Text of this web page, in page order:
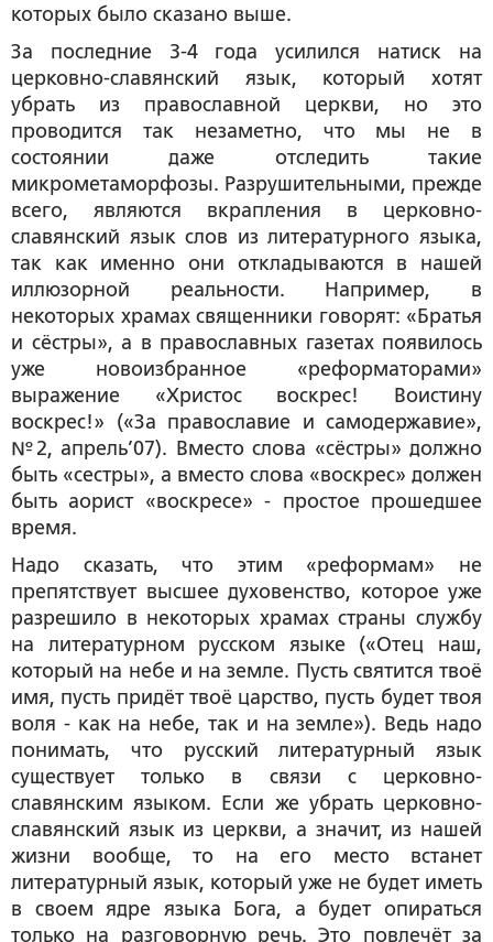
которых было сказано выше.
За последние 3-4 года усилился натиск на
церковно-славянский язык, который хотят
убрать из православной церкви, но это
проводится так незаметно, что мы не в
состоянии даже отследить такие
микрометаморфозы. Разрушительными, прежде
всего, являются вкрапления в церковно-
славянский язык слов из литературного языка,
так как именно они откладываются в нашей
иллюзорной реальности. Например, в
некоторых храмах священники говорят: «Братья
и сёстры», а в православных газетах появилось
уже новоизбранное «реформаторами»
выражение «Христос воскрес! Воистину
воскрес!» («За православие и самодержавие»,
№2, апрель’07). Вместо слова «сёстры» должно
быть «сестры», а вместо слова «воскрес» должен
быть аорист «воскресе» - простое прошедшее
время.
Надо сказать, что этим «реформам» не
препятствует высшее духовенство, которое уже
разрешило в некоторых храмах страны службу
на литературном русском языке («Отец наш,
который на небе и на земле. Пусть святится твоё
имя, пусть придёт твоё царство, пусть будет твоя
воля - как на небе, так и на земле»). Ведь надо
понимать, что русский литературный язык
существует только в связи с церковно-
славянским языком. Если же убрать церковно-
славянский язык из церкви, а значит, из нашей
жизни вообще, то на его место встанет
литературный язык, который уже не будет иметь
в своем ядре языка Бога, а будет опираться
только на разговорную речь. Это повлечёт за